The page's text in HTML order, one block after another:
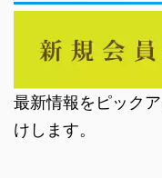
最新情報をピック
けします。